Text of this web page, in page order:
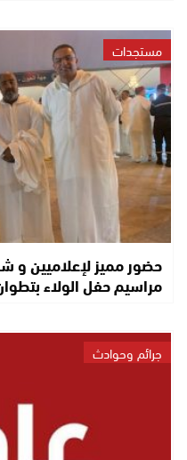
مستجدات
حضور مميز لإعلاميين و
مراسيم حفل الولاء
جرائم وحوادث